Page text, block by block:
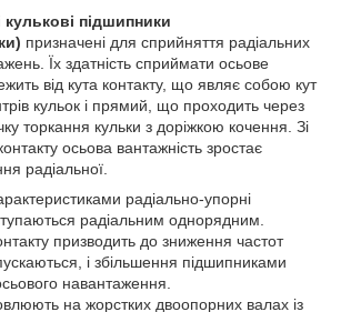
кулькові підшипники
призначені для сприйняття радіальних
Їх здатність сприймати осьове
від кута контакту, що являє собою кут
кульок і прямий, що проходить через
торкання кульки з доріжкою кочення. Зі
осьова вантажність зростає
радіальної.
радіально-упорні
радіальним однорядним.
призводить до зниження частот
і збільшення підшипниками
навантаження.
на жорстких двоопорних валах із